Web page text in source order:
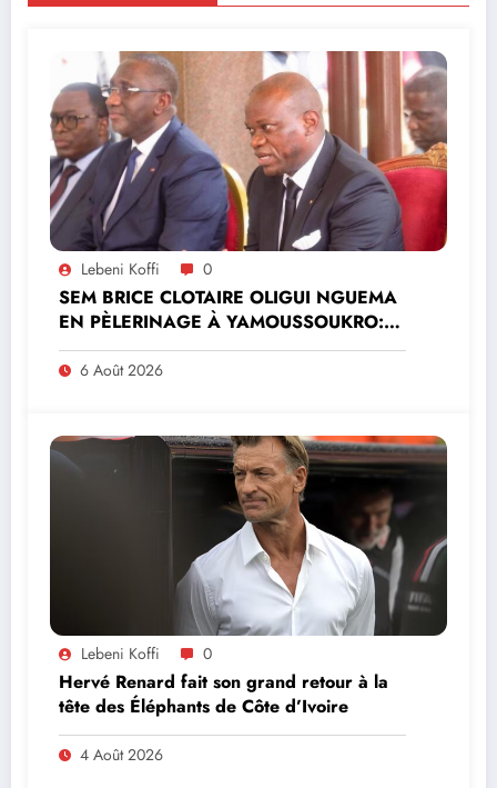
Lebeni Koffi 0
SEM BRICE CLOTAIRE OLIGUI NGUEMA
EN PÈLERINAGE À YAMOUSSOUKRO:LE
MINISTRE PAULIN CLAUDE DANHO
PREND PART À LA CÉRÉMONIE
6 Août 2026
Lebeni Koffi 0
Hervé Renard fait son grand retour à la
tête des Éléphants de Côte d’Ivoire
4 Août 2026